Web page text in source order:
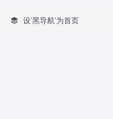
设’黑导航’为首页